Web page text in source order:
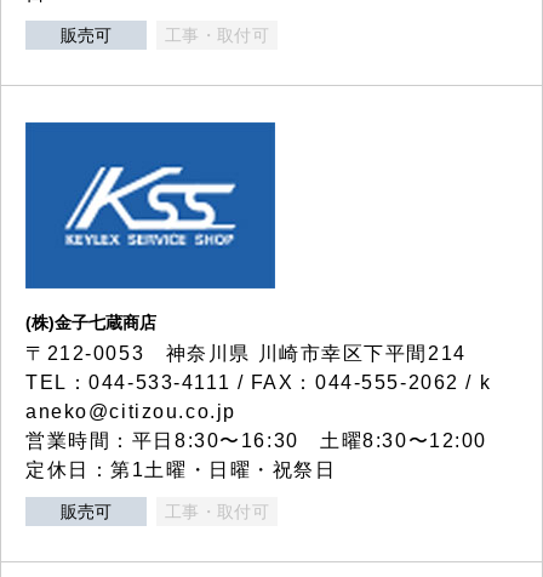
販売可 工事・取付可
(株)金子七蔵商店
〒212-0053 神奈川県 川崎市幸区下平間214
TEL：044-533-4111 / FAX：044-555-2062 / k
aneko@citizou.co.jp
営業時間：平日8:30〜16:30 土曜8:30〜12:00
定休日：第1土曜・日曜・祝祭日
販売可 工事・取付可